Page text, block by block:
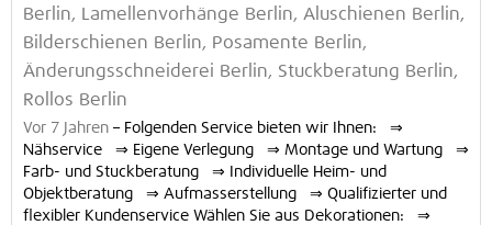
Berlin, Lamellenvorhänge Berlin, Aluschienen Berlin,
Bilderschienen Berlin, Posamente Berlin,
Änderungsschneiderei Berlin, Stuckberatung Berlin,
Rollos Berlin
Vor 7 Jahren – Folgenden Service bieten wir Ihnen: ⇒
Nähservice ⇒ Eigene Verlegung ⇒ Montage und Wartung ⇒
Farb- und Stuckberatung ⇒ Individuelle Heim- und
Objektberatung ⇒ Aufmasserstellung ⇒ Qualifizierter und
flexibler Kundenservice Wählen Sie aus Dekorationen: ⇒